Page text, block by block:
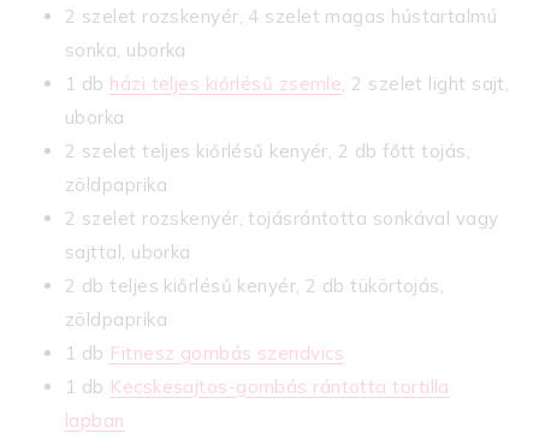
2 szelet rozskenyér, 4 szelet magas hústartalmú
sonka, uborka
1 db házi teljes kiőrlésű zsemle , 2 szelet light sajt,
uborka
2 szelet teljes kiőrlésű kenyér, 2 db főtt tojás,
zöldpaprika
2 szelet rozskenyér, tojásrántotta sonkával vagy
sajttal, uborka
2 db teljes kiőrlésű kenyér, 2 db tükörtojás,
zöldpaprika
1 db Fitnesz gombás szendvics
1 db Kecskesajtos-gombás rántotta tortilla
lapban